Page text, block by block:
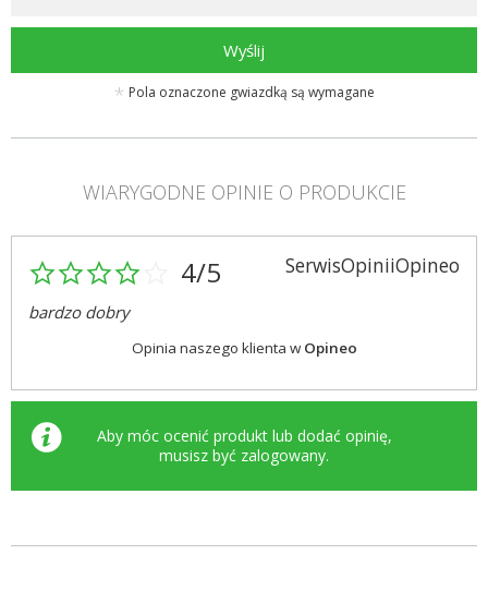
Wyślij
Pola oznaczone gwiazdką są wymagane
WIARYGODNE OPINIE O PRODUKCIE
4/5 SerwisOpiniiOpineo
bardzo dobry
Opinia naszego klienta w Opineo
Aby móc ocenić produkt lub dodać opinię,
musisz być zalogowany.